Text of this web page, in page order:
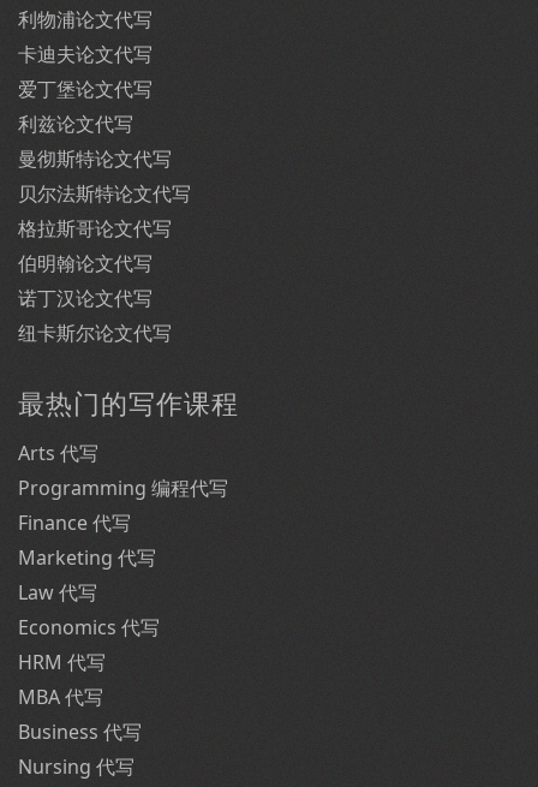
利物浦论文代写
卡迪夫论文代写
爱丁堡论文代写
利兹论文代写
曼彻斯特论文代写
贝尔法斯特论文代写
格拉斯哥论文代写
伯明翰论文代写
诺丁汉论文代写
纽卡斯尔论文代写
最热门的写作课程
Arts 代写
Programming 编程代写
Finance 代写
Marketing 代写
Law 代写
Economics 代写
HRM 代写
MBA 代写
Business 代写
Nursing 代写